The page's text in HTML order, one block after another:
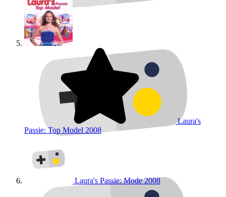
Laura's
Passie: Top Model 2008
Laura's Passie: Mode2008